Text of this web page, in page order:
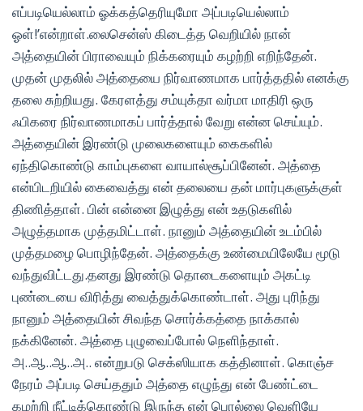
எப்படியெல்லாம் ஓக்கத்தெரியுமோ அப்படியெல்லாம்
ஓள்!’என்றாள்.லைசென்ஸ் கிடைத்த வெறியில் நான்
அத்தையின் பிராவையும் நிக்கரையும் கழற்றி எறிந்தேன்.
முதன் முதலில் அத்தையை நிர்வாணமாக பார்த்ததில் எனக்கு
தலை சுற்றியது. கேரளத்து சம்யுக்தா வர்மா மாதிரி ஒரு
ஃபிகரை நிர்வாணமாகப் பார்த்தால் வேறு என்ன செய்யும்.
அத்தையின் இரண்டு முலைகளையும் கைகளில்
ஏந்திகொண்டு காம்புகளை வாயால்சூப்பினேன். அத்தை
என்பிடறியில் கைவைத்து என் தலையை தன் மார்புகளுக்குள்
திணித்தாள். பின் என்னை இழுத்து என் உதடுகளில்
அழுத்தமாக முத்தமிட்டாள். நானும் அத்தையின் உடம்பில்
முத்தமழை பொழிந்தேன். அத்தைக்கு உண்மையிலேயே மூடு
வந்துவிட்டது.தனது இரண்டு தொடைகளையும் அகட்டி
புண்டையை விரித்து வைத்துக்கொண்டாள். அது புரிந்து
நானும் அத்தையின் சிவந்த சொர்க்கத்தை நாக்கால்
நக்கினேன். அத்தை புழுவைப்போல் நெளிந்தாள்.
அ..ஆ..ஆ..அ.. என்றுபடு செக்ஸியாக கத்தினாள். கொஞ்ச
நேரம் அப்படி செய்ததும் அத்தை எழுந்து என் பேண்ட்டை
கழற்றி நீட்டிக்கொண்டு இருந்த என் பொல்லை வெளியே